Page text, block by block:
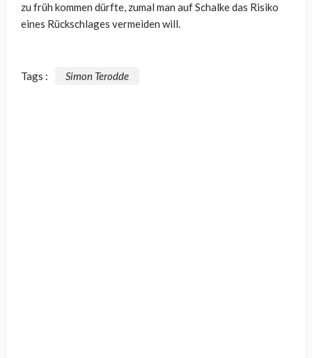
zu früh kommen dürfte, zumal man auf Schalke das Risiko
eines Rückschlages vermeiden will.
Tags : Simon Terodde